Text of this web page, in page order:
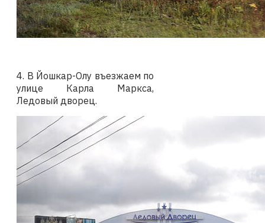
4. В Йошкар-Олу въезжаем по
улице Карла Маркса,
Ледовый дворец.